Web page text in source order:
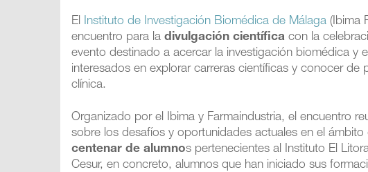
El Instituto de Investigación Biomédica de Málaga (Ibima
encuentro para ladivulgación científica con la
evento destinado a acercar la investigación biomédica y
interesados en explorar carreras científicas y conocer de
clínica.
Organizado por el Ibima y Farmaindustria, el encuentro
sobre los desafíos y oportunidades actuales en el
centenar de alumnos pertenecientes al Instituto El
Cesur, en concreto, alumnos que han iniciado sus